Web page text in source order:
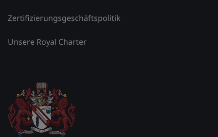
Zertifizierungsgeschäftspolitik
Unsere Royal Charter